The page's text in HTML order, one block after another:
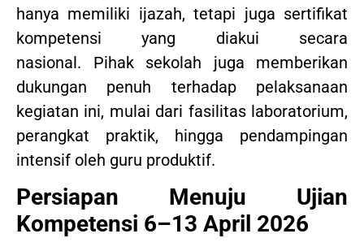
hanya memiliki ijazah, tetapi juga sertifikat
kompetensi yang diakui secara
nasional. Pihak sekolah juga memberikan
dukungan penuh terhadap pelaksanaan
kegiatan ini, mulai dari fasilitas laboratorium,
perangkat praktik, hingga pendampingan
intensif oleh guru produktif.
Persiapan Menuju Ujian
Kompetensi 6–13 April 2026